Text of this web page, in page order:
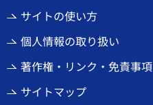
サイトの使い方
個人情報の取り扱い
著作権・リンク・免責事項
サイトマップ